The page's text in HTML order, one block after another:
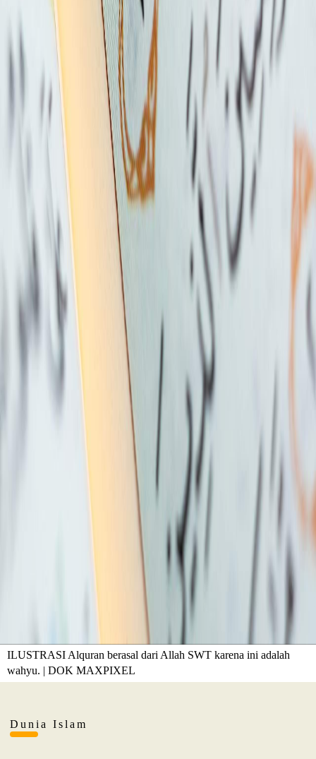
ILUSTRASI Alquran berasal dari Allah SWT karena ini adalah
wahyu. | DOK MAXPIXEL
Dunia Islam